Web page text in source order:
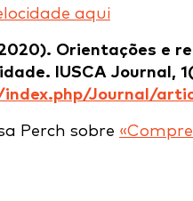
aqui
Orientações e
IUSCA Journal,
Journal/
Perch sobre